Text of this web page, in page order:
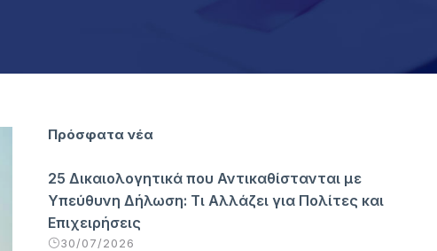
Πρόσφατα νέα
25 Δικαιολογητικά που Αντικαθίστανται με
Υπεύθυνη Δήλωση: Τι Αλλάζει για Πολίτες και
Επιχειρήσεις
30/07/2026